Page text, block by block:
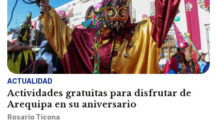
ACTUALIDAD
Actividades gratuitas para disfrutar de
Arequipa en su aniversario
Rosario Ticona